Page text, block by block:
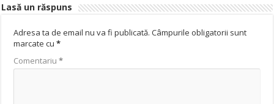
Lasă un răspuns
Adresa ta de email nu va fi publicată. Câmpurile obligatorii sunt
marcate cu*
Comentariu*